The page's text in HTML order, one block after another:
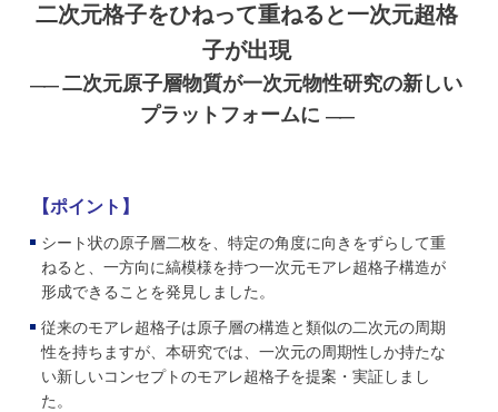
二次元格子をひねって重ねると一次元超格
子が出現
――二次元原子層物質が一次元物性研究の新しい
プラットフォームに――
【ポイント】
シート状の原子層二枚を、特定の角度に向きをずらして重
ねると、一方向に縞模様を持つ一次元モアレ超格子構造が
形成できることを発見しました。
従来のモアレ超格子は原子層の構造と類似の二次元の周期
性を持ちますが、本研究では、一次元の周期性しか持たな
い新しいコンセプトのモアレ超格子を提案・実証しまし
た。